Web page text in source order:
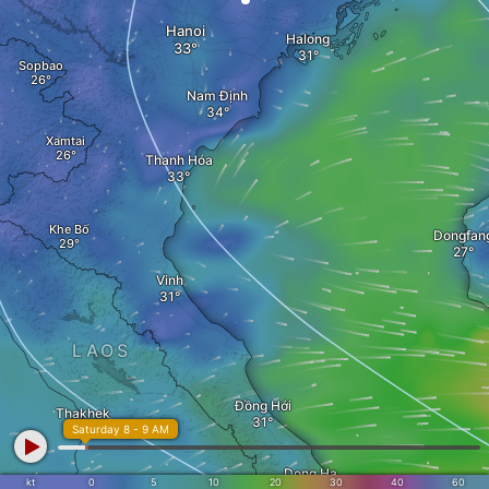
Xamtai
Nam Định
Sopbao
Thanh Hóa
Hanoi Halong
Khe Bố
Thakhek
LAOS
Đồng Hới
Vinh
Dong Ha
kt 0 5 10 20 30 40 60
Saturday 8 - 9 AM